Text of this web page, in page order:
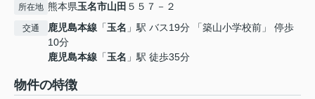
所在地 熊本県玉名市山田 ５５７－２
交通 鹿児島本線 「玉名 」駅 バス19分 「築山小学校前」 停歩
10分
鹿児島本線 「玉名 」駅 徒歩35分
物件の特徴